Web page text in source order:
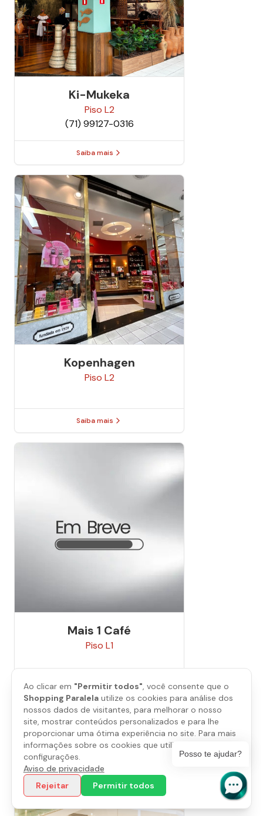
Ao clicar em "Permitir todos", você consente que o
Shopping Paralelautilize os cookies para análise dos
nossos dados de visitantes, para melhorar o nosso
site, mostrar conteúdos personalizados e para lhe
proporcionar uma ótima experiência no site. Para mais
informações sobre os cookies que utilizamos, abra as
configurações.
Aviso de privacidade
Rejeitar
Permitir todos
Ki-Mukeka
Piso L2
(71) 99127-0316
Saiba mais
Kopenhagen
Piso L2
Saiba mais
Mais 1 Café
Piso L1
Saiba mais
Posso te ajudar?